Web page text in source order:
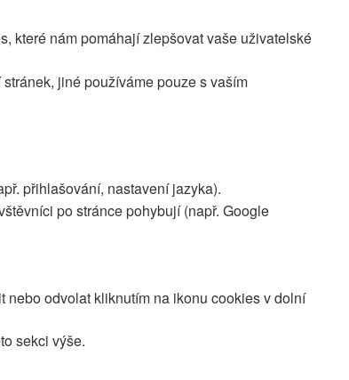
které nám pomáhají zlepšovat vaše uživatelské
jiné používáme pouze s vaším
přihlašování, nastavení jazyka).
po stránce pohybují (např. Google
odvolat kliknutím na ikonu cookies v dolní
sekci výše.